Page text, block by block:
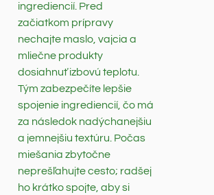
ingrediencií. Pred
začiatkom prípravy
nechajte maslo, vajcia a
mliečne produkty
dosiahnuť izbovú teplotu.
Tým zabezpečíte lepšie
spojenie ingrediencií, čo má
za následok nadýchanejšiu
a jemnejšiu textúru. Počas
miešania zbytočne
neprešľahujte cesto; radšej
ho krátko spojte, aby si